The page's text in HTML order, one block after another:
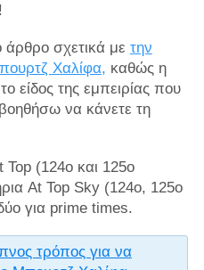
σχετικά με την
Χαλίφα, καθώς η
είδος της εμπειρίας που
να κάνετε τη
Top (124ο και 125ο
At Top Sky (124ο, 125ο
για prime times.
τρόπος για να